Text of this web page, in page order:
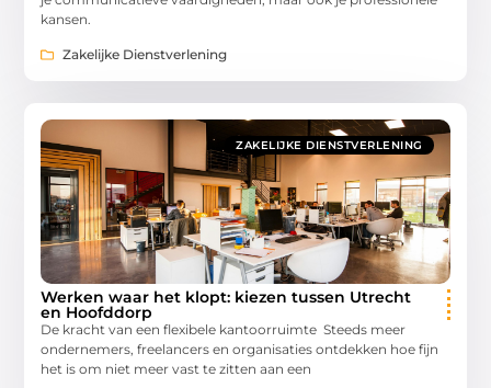
kansen.
Zakelijke Dienstverlening
ZAKELIJKE DIENSTVERLENING
Werken waar het klopt: kiezen tussen Utrecht
en Hoofddorp
De kracht van een flexibele kantoorruimte Steeds meer
ondernemers, freelancers en organisaties ontdekken hoe fijn
het is om niet meer vast te zitten aan een